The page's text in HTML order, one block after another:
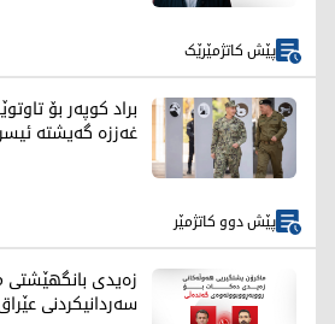
پێش کاتژمێرێک
براد کوپەر بۆ
غەززە گەیشتە
پێش دوو کاتژمێر
زەیدی بانگهێشتی
سەردانیکردنی